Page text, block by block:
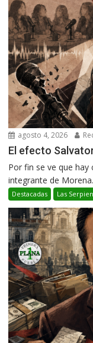
agosto 4, 2026
El efecto
Por fin se ve que hay
integrante de
Destacadas Las